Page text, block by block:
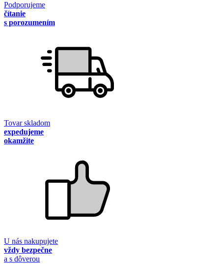
Podporujeme
čítanie
s porozumením
Tovar skladom
expedujeme
okamžite
U nás nakupujete
vždy bezpečne
a s dôverou